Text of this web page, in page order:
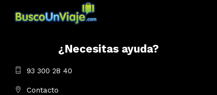
¿Necesitas ayuda?
93 300 28 40
Contacto